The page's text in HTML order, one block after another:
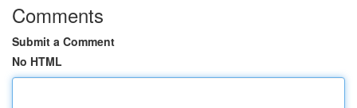
Comments
Submit a Comment
No HTML